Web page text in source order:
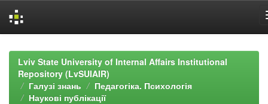
navigationLviv State University of Internal Affairs Institutional
Repository (LvSUIAIR)
Галузі знань
Педагогіка. Психологія
Наукові публікації